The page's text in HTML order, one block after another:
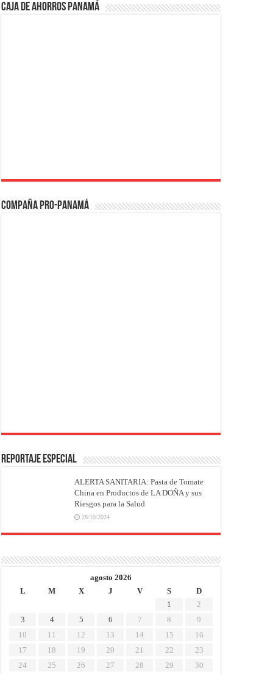
Caja de Ahorros Panamá
Compaña PRO-Panamá
REPORTAJE ESPECIAL
ALERTA SANITARIA: Pasta de Tomate
China en Productos de LA DOÑA y sus
Riesgos para la Salud
28/10/2024
agosto 2026
L
M X J V S
D
1
2
3
4 5 6 7 8
9
10
11 12 13 14 15
16
17
18 19 20 21 22
23
24
25 26 27 28 29 30